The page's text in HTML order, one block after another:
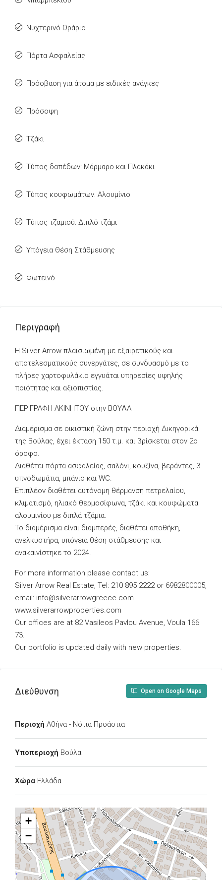
Νυχτερινό Ωράριο
Πόρτα Ασφαλείας
Πρόσβαση για άτομα με ειδικές ανάγκες
Πρόσοψη
Τζάκι
Τύπος δαπέδων: Μάρμαρο και Πλακάκι
Τύπος κουφωμάτων: Αλουμίνιο
Τύπος τζαμιού: Διπλό τζάμι
Υπόγεια Θέση Στάθμευσης
Φωτεινό
Περιγραφή
Η Silver Arrow πλαισιωμένη με εξαιρετικούς και
αποτελεσματικούς συνεργάτες, σε συνδυασμό με το
πλήρες χαρτοφυλάκιο εγγυάται υπηρεσίες υψηλής
ποιότητας και αξιοπιστίας.
ΠΕΡΙΓΡΑΦΗ ΑΚΙΝΗΤΟΥ στην ΒΟΥΛΑ
Διαμέρισμα σε οικιστική ζώνη στην περιοχή Δικηγορικά
της Βούλας, έχει έκταση 150 τ.μ. και βρίσκεται στον 2ο
όροφο.
Διαθέτει πόρτα ασφαλείας, σαλόνι, κουζίνα, βεράντες, 3
υπνοδωμάτια, μπάνιο και WC.
Επιπλέον διαθέτει αυτόνομη θέρμανση πετρελαίου,
κλιματισμό, ηλιακό θερμοσίφωνα, τζάκι και κουφώματα
αλουμινίου με διπλά τζάμια.
Το διαμέρισμα είναι διαμπερές, διαθέτει αποθήκη,
ανελκυστήρα, υπόγεια θέση στάθμευσης και
ανακαινίστηκε το 2024.
For more information please contact us:
Silver Arrow Real Estate, Tel: 210 895 2222 or 6982800005,
email: info@silverarrowgreece.com
www.silverarrowproperties.com
Our offices are at 82 Vasileos Pavlou Avenue, Voula 166
73.
Our portfolio is updated daily with new properties.
Διεύθυνση Open on Google Maps
Περιοχή Αθήνα - Νότια Προάστια
Υποπεριοχή Βούλα
Χώρα Ελλάδα
+
−